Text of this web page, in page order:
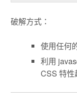
破解方式：
使用任何
利用
CSS 特性